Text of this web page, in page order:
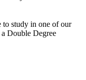
to study in one of our
Double Degree